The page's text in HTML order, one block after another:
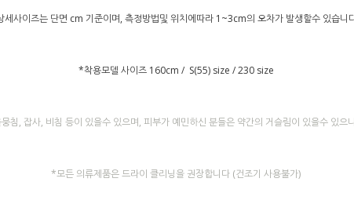
세사이즈는 단면 cm 기준이며, 측정방법및 위치에따라 1~3cm의 오차가 발생할수 있습니
*착용모델 사이즈 160cm / S(55) size / 230 size
침, 잡사, 비침 등이 있을수 있으며, 피부가 예민하신 분들은 약간의 거슬림이 있을수 있으
*모든 의류제품은 드라이 클리닝을 권장합니다 (건조기 사용불가)